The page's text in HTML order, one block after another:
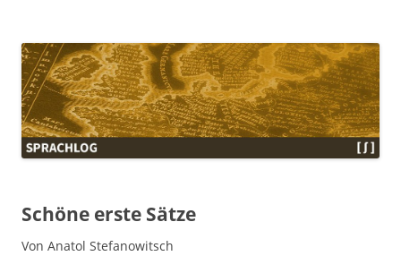
Schöne erste Sätze
Von Anatol Stefanowitsch